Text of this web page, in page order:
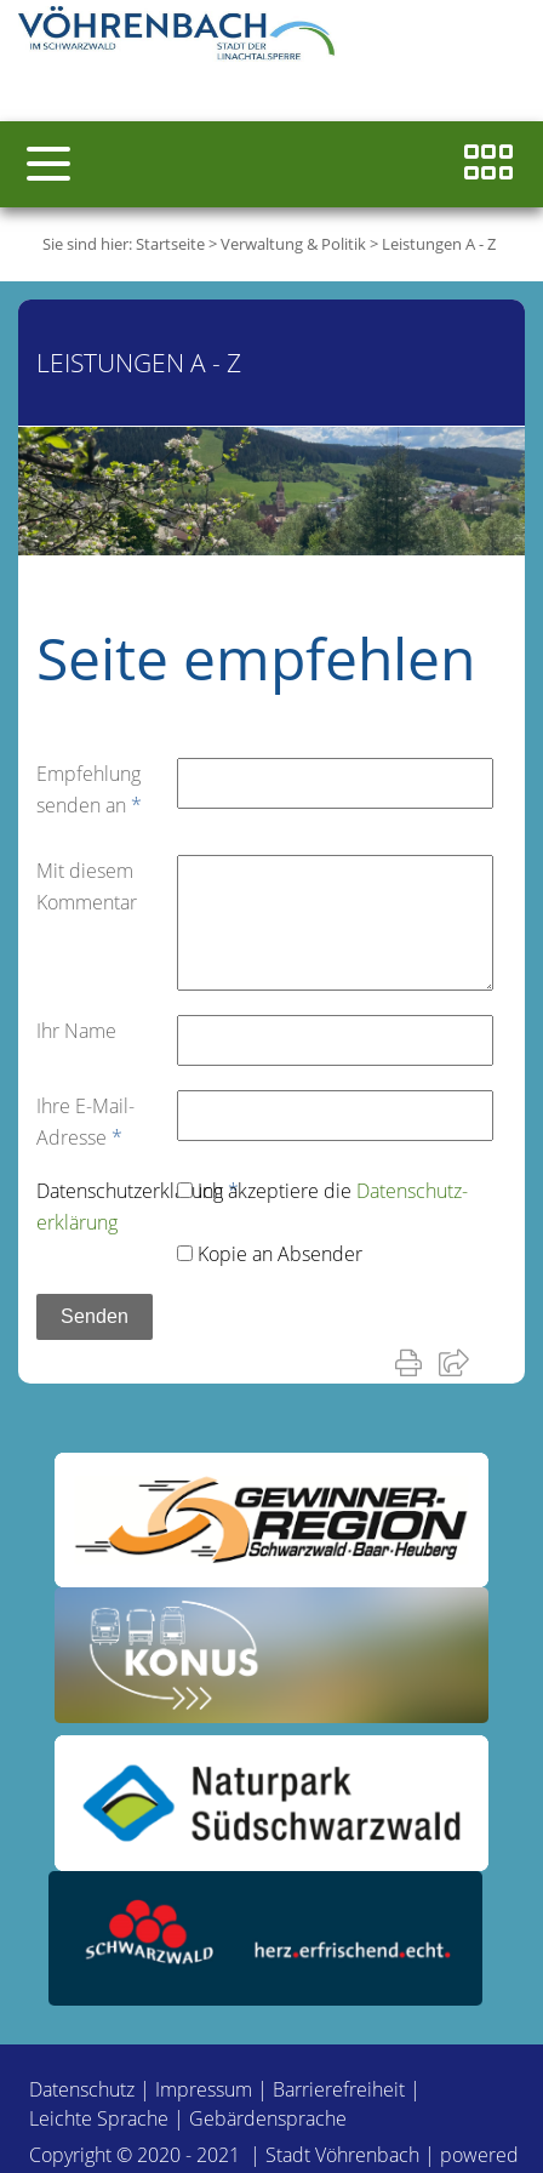
Sie sind hier:Startseite>Verwaltung & Politik> Leistungen A - Z
LEISTUNGEN A - Z
Seite empfehlen
Empfehlung
senden an *
Mit diesem
Kommentar
Ihr Name
Ihre E-Mail-
Adresse *
Datenschutz­erklärung*
Ich akzeptiere die Datenschutz­
erklärung
Kopie an Absender
Datenschutz | Impressum | Barrierefreiheit |
Leichte Sprache | Gebärdensprache
Copyright © 2020 - 2021 | Stadt Vöhrenbach | powered